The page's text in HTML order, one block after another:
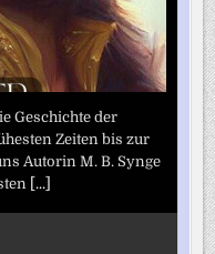
Geschichte der
Zeiten bis zur
Autorin M. B. Synge
[...]